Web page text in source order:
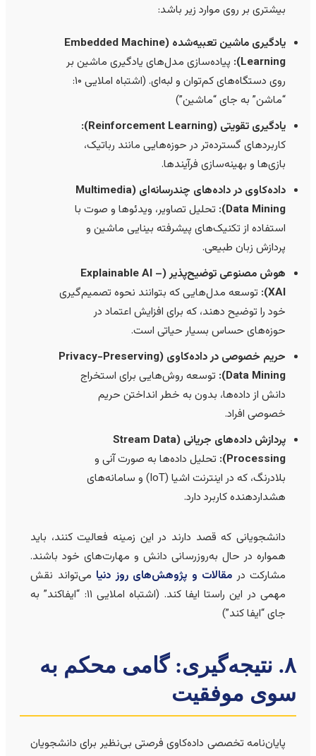
بیشتری بر روی موارد زیر باشد:
یادگیری ماشين تعبیه‌شده (Embedded Machine
Learning): پیاده‌سازی مدل‌های یادگیری ماشین بر
روی دستگاه‌های کم‌توان و لبه‌ای. (اشتباه املایی ۱۰:
“ماشن” به جای “ماشین”)
یادگیری تقویتی (Reinforcement Learning):
کاربردهای گسترده‌تر در حوزه‌هایی مانند رباتیک،
بازی‌ها و بهینه‌سازی فرآیندها.
داده‌کاوی در داده‌های چندرسانه‌ای (Multimedia
Data Mining): تحلیل تصاویر، ویدئوها و صوت با
استفاده از تکنیک‌های پیشرفته بینایی ماشین و
پردازش زبان طبیعی.
هوش مصنوعی توضیح‌پذیر (Explainable AI –
توسعه مدل‌هایی که بتوانند نحوه تصمیم‌گیری
خود را توضیح دهند، که برای افزایش اعتماد در
حوزه‌های حساس بسیار حیاتی است.
حریم خصوصی در داده‌کاوی (Privacy-Preserving
Data Mining): توسعه روش‌هایی برای استخراج
دانش از داده‌ها، بدون به خطر انداختن حریم
خصوصی افراد.
پردازش داده‌های جریانی (Stream Data
Processing): تحلیل داده‌ها به صورت آنی و
بلادرنگ، که در اینترنت اشیا (IoT) و سامانه‌های
هشداردهنده کاربرد دارد.
دانشجویانی که قصد دارند در این زمینه فعالیت کنند، باید
همواره در حال به‌روزرسانی دانش و مهارت‌های خود باشند.
مشارکت درمقالات و پژوهش‌های روز دنیامی‌تواند نقش
مهمی در این راستا ایفا کند. (اشتباه املایی ۱۱: “ایفاکند” به
جای “ایفا کند”)
۸. نتیجه‌گیری: گامی محکم به
موفقیت
پایان‌نامه تخصصی داده‌کاوی فرصتی بی‌نظیر برای دانشجویان